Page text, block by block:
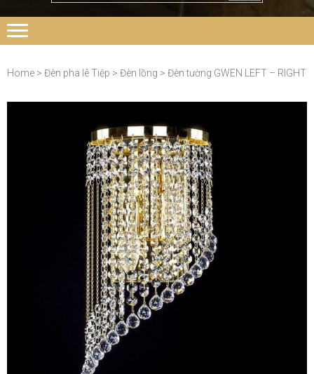
Home > Đèn pha lê Tiệp > Đèn lồng > Đèn tường GWEN LEFT – RIGHT